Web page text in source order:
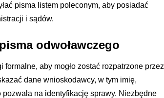
pisma listem poleconym, aby posiadać
i sądów.
odwoławczego
aby mogło zostać rozpatrzone przez
dane wnioskodawcy, w tym imię,
na identyfikację sprawy. Niezbędne